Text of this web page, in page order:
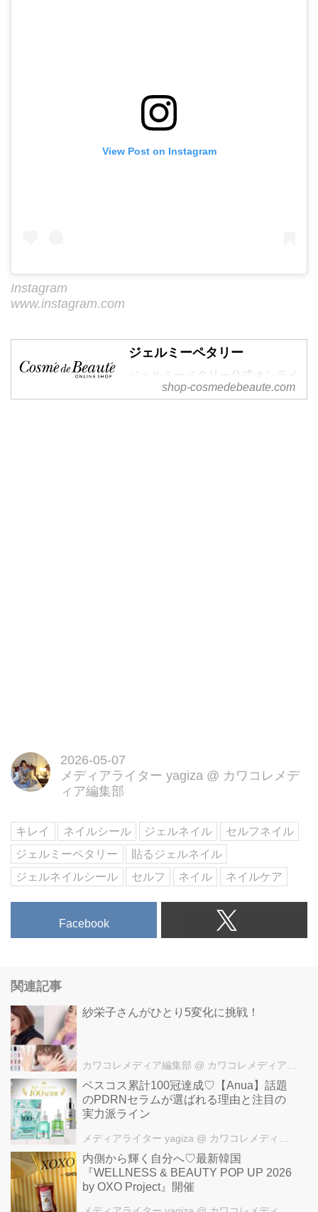
View Post on Instagram
Instagram
www.instagram.com
ジェルミーペタリー
ジェルミーペタリー公式オンライ
ンショップ。貼って硬化するだけ
shop-cosmedebeaute.com
2026-05-07
メディアライター yagiza @ カワコレメデ
ィア編集部
キレイ ネイルシール ジェルネイル
セルフネイル
ジェルミーペタリー
貼るジェルネイル
ジェルネイルシール
セルフ ネイル ネイルケア
Facebook
関連記事
紗栄子さんがひとり5変化に挑戦！
カワコレメディア編集部 @ カワコレメディア編集部
ベスコス累計100冠達成♡【Anua】話題
のPDRNセラムが選ばれる理由と注目の
実力派ライン
メディアライター yagiza @ カワコレメディア編集部
内側から輝く自分へ♡最新韓国
『WELLNESS & BEAUTY POP UP 2026
by OXO Project』開催